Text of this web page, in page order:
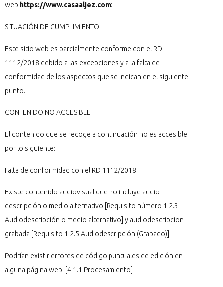
web https://www.casaaljez.com:
SITUACIÓN DE CUMPLIMIENTO
Este sitio web es parcialmente conforme con el RD
1112/2018 debido a las excepciones y a la falta de
conformidad de los aspectos que se indican en el siguiente
punto.
CONTENIDO NO ACCESIBLE
El contenido que se recoge a continuación no es accesible
por lo siguiente:
Falta de conformidad con el RD 1112/2018
Existe contenido audiovisual que no incluye audio
descripción o medio alternativo [Requisito número 1.2.3
Audiodescripción o medio alternativo] y audiodescripcion
grabada [Requisito 1.2.5 Audiodescripción (Grabado)].
Podrían existir errores de código puntuales de edición en
alguna página web. [4.1.1 Procesamiento]